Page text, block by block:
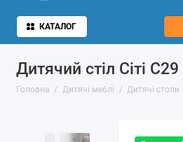
КАТАЛОГ
Дитячий стіл Сіті С29
Головна Дитячі меблі Дитячі столи